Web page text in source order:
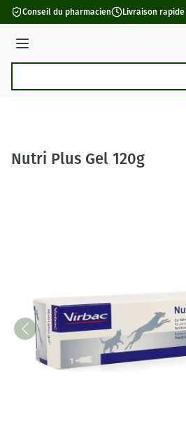
Aller au contenu
Conseil du pharmacien Livraison rapide
Menu
Nutri Plus Gel 120g